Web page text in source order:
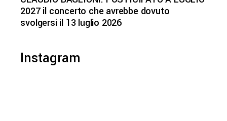
2027 il concerto che avrebbe dovuto
svolgersi il 13 luglio 2026
Instagram